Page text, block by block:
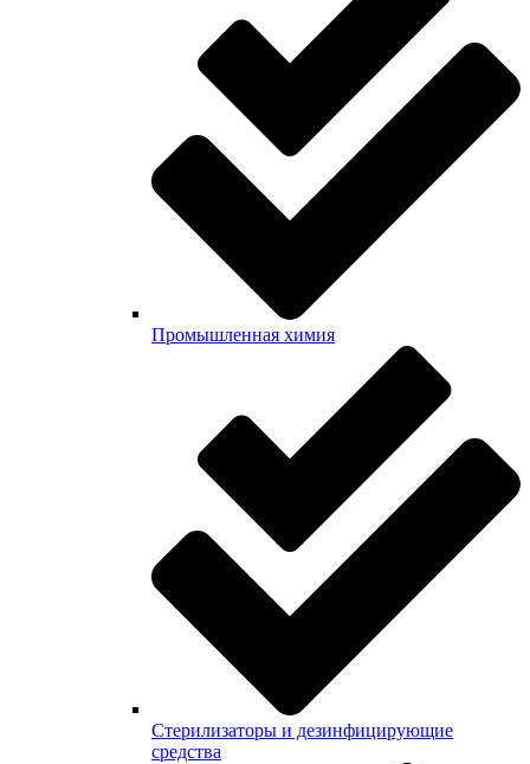
Промышленная химия
Стерилизаторы и дезинфицирующие
средства